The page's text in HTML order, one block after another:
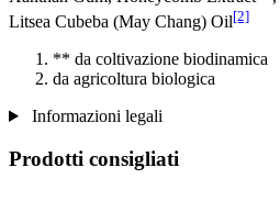
Litsea Cubeba (May Chang) Oil[2]
** da coltivazione biodinamica
da agricoltura biologica
Informazioni legali
Prodotti consigliati